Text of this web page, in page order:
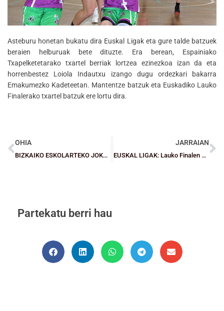
Asteburu honetan bukatu dira Euskal Ligak eta gure talde batzuek
beraien helburuak bete dituzte. Era berean, Espainiako
Txapelketetarako txartel berriak lortzea ezinezkoa izan da eta
horrenbestez Loiola Indautxu izango dugu ordezkari bakarra
Emakumezko Kadeteetan. Mantentze batzuk eta Euskadiko Lauko
Finalerako txartel batzuk ere lortu dira.
OHIA
BIZKAIKO ESKOLARTEKO JOKOAK: Egoitzak, ordutegiak eta lehiaketa sistema
JARRAIAN
EUSKAL LIGAK: Lauko Finalen egoitza eta ordutegiak erabakita
Partekatu berri hau